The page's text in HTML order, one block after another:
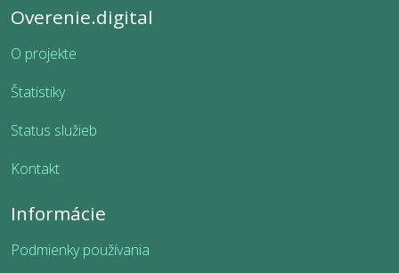
Overenie.digital
O projekte
Štatistiky
Status služieb
Kontakt
Informácie
Podmienky používania